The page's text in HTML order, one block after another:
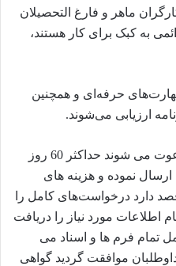
ماهر و فارغ التحصیلان
به کبک برای کار هستند،
حرفه‌ای و همچنین
ارزیابی می‌شوند.
کسانی که برای این درخواست دعوت می شوند حداکثر 60 روز
نموده و هزینه های
دارد درخواست‌های کامل را
مورد نیاز را دریافت
تمام فرم ها و اسناد می
موافقت گردید گواهی